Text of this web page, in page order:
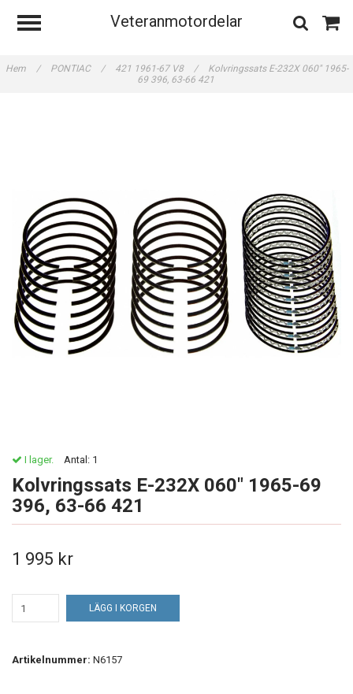
Veteranmotordelar
Hem / PONTIAC / 421 1961-67 V8 /
Kolvringssats E-232X 060" 1965-
69 396, 63-66 421
I lager. Antal: 1
Kolvringssats E-232X 060" 1965-69
396, 63-66 421
1 995 kr
LÄGG I KORGEN
Artikelnummer: N6157